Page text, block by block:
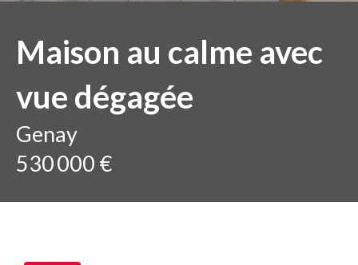
Maison au calme avec
vue dégagée
Genay
530 000 €